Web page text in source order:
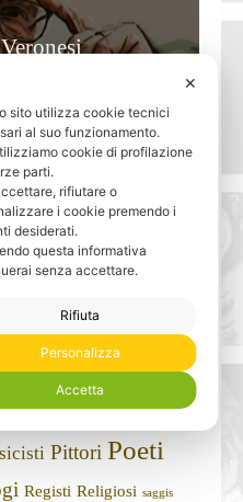
Cantanti Condottieri
Filosofi
Pittori Poeti
Registi Religiosi saggis
✕
sito utilizza cookie tecnici
al suo funzionamento.
cookie di profilazione
parti.
rifiutare o
i cookie premendo i
desiderati.
questa informativa
senza accettare.
Accetta
Rifiuta
Personalizza